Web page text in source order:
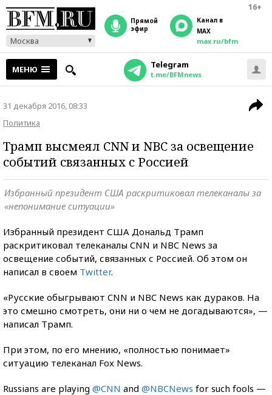
16+
Москва
прямой
эфир
Канал в
MAX
max.ru/bfm
МЕНЮ Telegram
t.me/BFMnews
31 декабря 2016, 08:33
Политика
Трамп высмеял CNN и NBC за освещение
событий связанных с Россией
Избранный президент США раскритиковал телеканалы за
«непонимание ситуации»
Избранный президент США Дональд Трамп
раскритиковал телеканалы CNN и NBC News за
освещение событий, связанных с Россией. Об этом он
написал в своем Twitter.
«Русские обыгрывают CNN и NBC News как дураков. На
это смешно смотреть, они ни о чем не догадываются», —
написал Трамп.
При этом, по его мнению, «полностью понимает»
ситуацию телеканал Fox News.
Russians are playing @CNN and @NBCNews for such fools —